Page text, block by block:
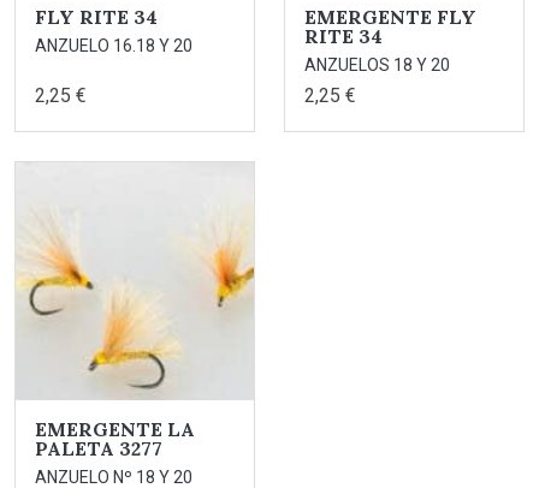
FLY RITE 34
ANZUELO 16.18 Y 20
2,25 €
EMERGENTE FLY
RITE 34
ANZUELOS 18 Y 20
2,25 €
EMERGENTE LA
PALETA 3277
ANZUELO Nº 18 Y 20